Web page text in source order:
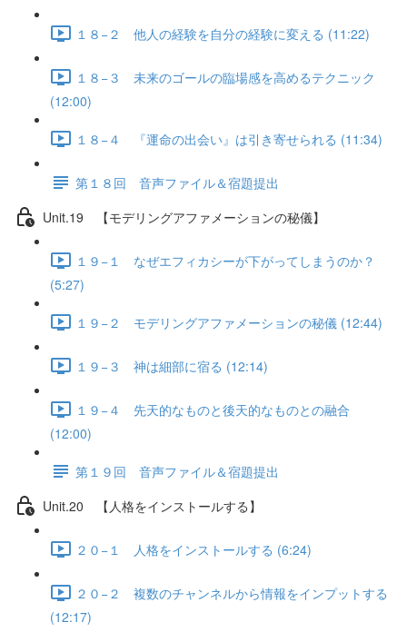
１８−２ 他人の経験を自分の経験に変える (11:22)
１８−３ 未来のゴールの臨場感を高めるテクニック
(12:00)
１８−４ 『運命の出会い』は引き寄せられる (11:34)
第１８回 音声ファイル＆宿題提出
Unit.19 【モデリングアファメーションの秘儀】
１９−１ なぜエフィカシーが下がってしまうのか？
(5:27)
１９−２ モデリングアファメーションの秘儀 (12:44)
１９−３ 神は細部に宿る (12:14)
１９−４ 先天的なものと後天的なものとの融合
(12:00)
第１９回 音声ファイル＆宿題提出
Unit.20 【人格をインストールする】
２０−１ 人格をインストールする (6:24)
２０−２ 複数のチャンネルから情報をインプットする
(12:17)